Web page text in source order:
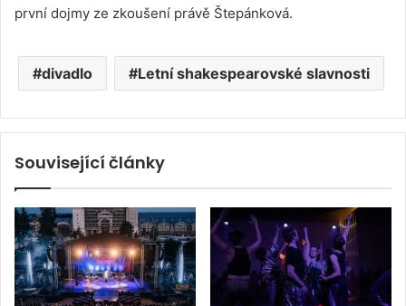
první dojmy ze zkoušení právě Štepánková.
divadlo Letní shakespearovské slavnosti
Související články